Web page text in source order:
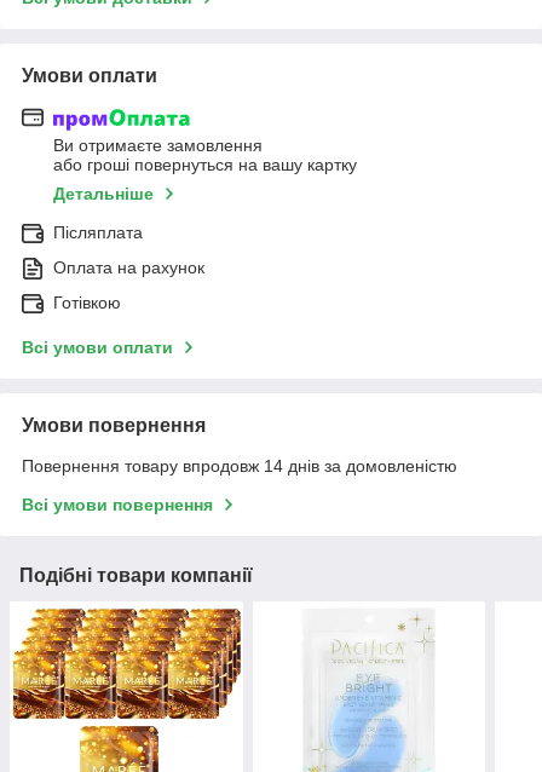
Умови оплати
Ви отримаєте замовлення
або гроші повернуться на вашу картку
Детальніше
Післяплата
Оплата на рахунок
Готівкою
Всі умови оплати
Умови повернення
Повернення товару впродовж 14 днів за домовленістю
Всі умови повернення
Подібні товари компанії